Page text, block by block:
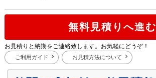
無料見積りへ進む
お見積りと納期をご連絡致します。お気軽にどうぞ！
ご利用ガイド お見積方法について